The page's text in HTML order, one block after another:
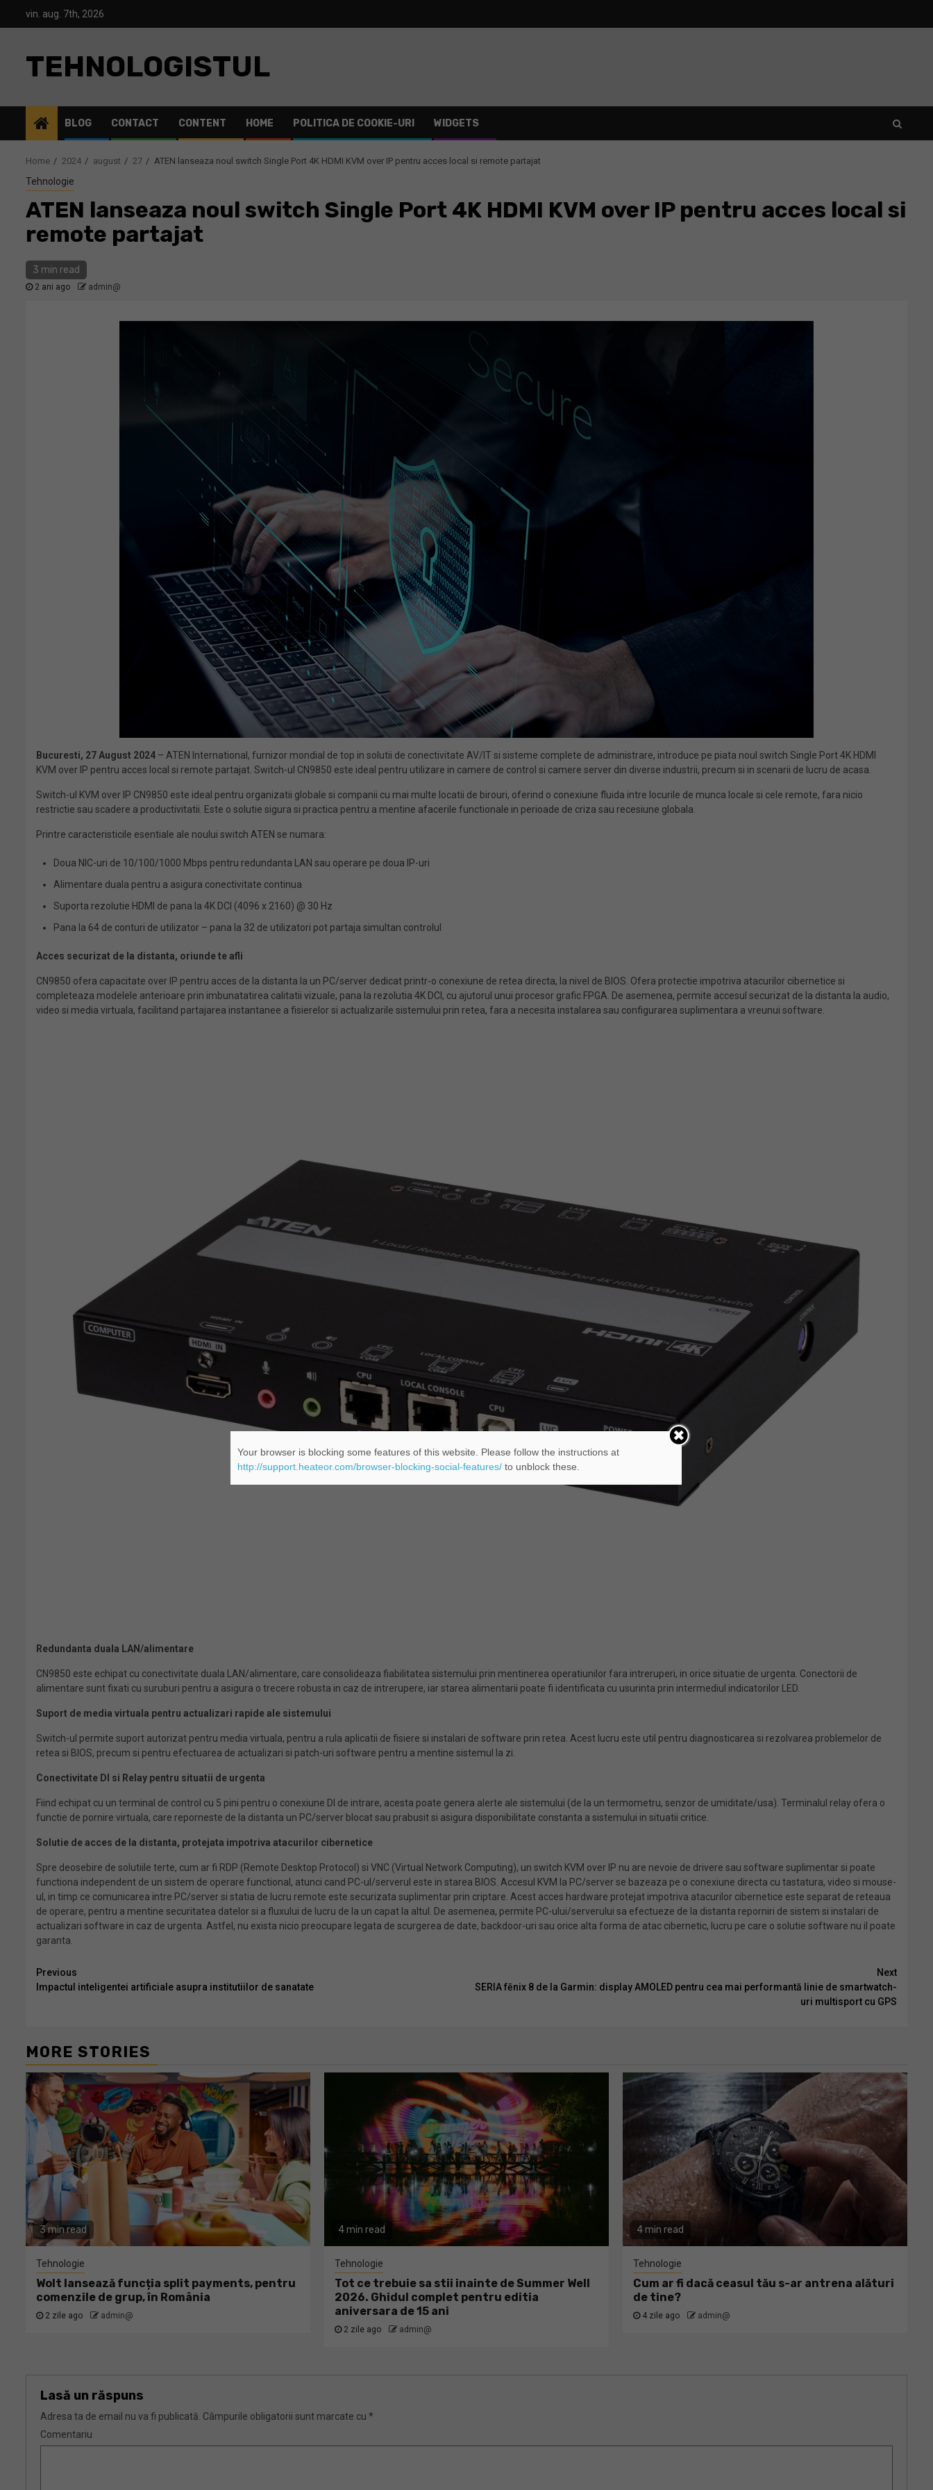
vin. aug. 7th, 2026
TEHNOLOGISTUL
BLOG CONTACT CONTENT HOME POLITICA DE COOKIE-URI WIDGETS
Home 2024 august 27 ATEN lanseaza noul switch Single Port 4K HDMI KVM over IP pentru acces local si remote partajat
Tehnologie
ATEN lanseaza noul switch Single Port 4K HDMI KVM over IP pentru acces local si
remote partajat
3 min read
2 ani ago admin@
Bucuresti, 27 August 2024 – ATEN International, furnizor mondial de top in solutii de conectivitate AV/IT si sisteme complete de administrare, introduce pe piata noul switch Single Port 4K HDMI
KVM over IP pentru acces local si remote partajat. Switch-ul CN9850 este ideal pentru utilizare in camere de control si camere server din diverse industrii, precum si in scenarii de lucru de acasa.
Switch-ul KVM over IP CN9850 este ideal pentru organizatii globale si companii cu mai multe locatii de birouri, oferind o conexiune fluida intre locurile de munca locale si cele remote, fara nicio
restrictie sau scadere a productivitatii. Este o solutie sigura si practica pentru a mentine afacerile functionale in perioade de criza sau recesiune globala.
Printre caracteristicile esentiale ale noului switch ATEN se numara:
Doua NIC-uri de 10/100/1000 Mbps pentru redundanta LAN sau operare pe doua IP-uri
Alimentare duala pentru a asigura conectivitate continua
Suporta rezolutie HDMI de pana la 4K DCI (4096 x 2160) @ 30 Hz
Pana la 64 de conturi de utilizator – pana la 32 de utilizatori pot partaja simultan controlul
Acces securizat de la distanta, oriunde te afli
CN9850 ofera capacitate over IP pentru acces de la distanta la un PC/server dedicat printr-o conexiune de retea directa, la nivel de BIOS. Ofera protectie impotriva atacurilor cibernetice si
completeaza modelele anterioare prin imbunatatirea calitatii vizuale, pana la rezolutia 4K DCI, cu ajutorul unui procesor grafic FPGA. De asemenea, permite accesul securizat de la distanta la audio,
video si media virtuala, facilitand partajarea instantanee a fisierelor si actualizarile sistemului prin retea, fara a necesita instalarea sau configurarea suplimentara a vreunui software.
Redundanta duala LAN/alimentare
CN9850 este echipat cu conectivitate duala LAN/alimentare, care consolideaza fiabilitatea sistemului prin mentinerea operatiunilor fara intreruperi, in orice situatie de urgenta. Conectorii de
alimentare sunt fixati cu suruburi pentru a asigura o trecere robusta in caz de intrerupere, iar starea alimentarii poate fi identificata cu usurinta prin intermediul indicatorilor LED.
Suport de media virtuala pentru actualizari rapide ale sistemului
Switch-ul permite suport autorizat pentru media virtuala, pentru a rula aplicatii de fisiere si instalari de software prin retea. Acest lucru este util pentru diagnosticarea si rezolvarea problemelor de
retea si BIOS, precum si pentru efectuarea de actualizari si patch-uri software pentru a mentine sistemul la zi.
Conectivitate DI si Relay pentru situatii de urgenta
Fiind echipat cu un terminal de control cu 5 pini pentru o conexiune DI de intrare, acesta poate genera alerte ale sistemului (de la un termometru, senzor de umiditate/usa). Terminalul relay ofera o
functie de pornire virtuala, care reporneste de la distanta un PC/server blocat sau prabusit si asigura disponibilitate constanta a sistemului in situatii critice.
Solutie de acces de la distanta, protejata impotriva atacurilor cibernetice
Spre deosebire de solutiile terte, cum ar fi RDP (Remote Desktop Protocol) si VNC (Virtual Network Computing), un switch KVM over IP nu are nevoie de drivere sau software suplimentar si poate
functiona independent de un sistem de operare functional, atunci cand PC-ul/serverul este in starea BIOS. Accesul KVM la PC/server se bazeaza pe o conexiune directa cu tastatura, video si mouse-
ul, in timp ce comunicarea intre PC/server si statia de lucru remote este securizata suplimentar prin criptare. Acest acces hardware protejat impotriva atacurilor cibernetice este separat de reteaua
de operare, pentru a mentine securitatea datelor si a fluxului de lucru de la un capat la altul. De asemenea, permite PC-ului/serverului sa efectueze de la distanta reporniri de sistem si instalari de
actualizari software in caz de urgenta. Astfel, nu exista nicio preocupare legata de scurgerea de date, backdoor-uri sau orice alta forma de atac cibernetic, lucru pe care o solutie software nu il poate
garanta.
Continue
Reading
Previous
Impactul inteligentei artificiale asupra institutiilor de sanatate
Next
SERIA fēnix 8 de la Garmin: display AMOLED pentru cea mai performantă linie de smartwatch-
uri multisport cu GPS
MORE STORIES
3 min read
Tehnologie
Wolt lansează funcția split payments, pentru
comenzile de grup, în România
2 zile ago admin@
4 min read
Tehnologie
Tot ce trebuie sa stii inainte de Summer Well
2026. Ghidul complet pentru editia
aniversara de 15 ani
2 zile ago admin@
4 min read
Tehnologie
Cum ar fi dacă ceasul tău s-ar antrena alături
de tine?
4 zile ago admin@
Lasă un răspuns
Adresa ta de email nu va fi publicată. Câmpurile obligatorii sunt marcate cu *
Comentariu
Your browser is blocking some features of this website. Please follow the instructions at
http://support.heateor.com/browser-blocking-social-features/to unblock these.